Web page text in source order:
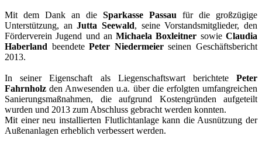
Mit dem Dank an die Sparkasse Passau für die großzügige
Unterstützung, anJutta Seewald, seine Vorstandsmitglieder, den
Förderverein Jugend und anMichaela Boxleitner sowieClaudia
Haberland beendetePeter Niedermeierseinen Geschäftsbericht
2013.
In seiner Eigenschaft als Liegenschaftswart berichtete Peter
Fahrnholz den Anwesenden u.a. über die erfolgten umfangreichen
Sanierungsmaßnahmen, die aufgrund Kostengründen aufgeteilt
wurden und 2013 zum Abschluss gebracht werden konnten.
Mit einer neu installierten Flutlichtanlage kann die Ausnützung der
Außenanlagen erheblich verbessert werden.